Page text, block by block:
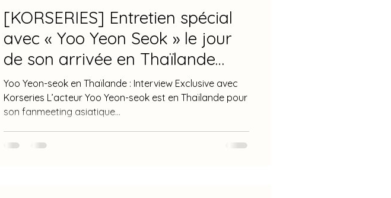
Ji Sung Seo In Guk Ji Chang Wook
Interview
[KORSERIES] Entretien spécial
avec « Yoo Yeon Seok » le jour
de son arrivée en Thaïlande
Organisez un fan meeting 'Le
Code Secret : Y' pour soulager
votre envie
Yoo Yeon-seok en Thaïlande : Interview Exclusive avec
Korseries L’acteur Yoo Yeon-seok est en Thaïlande pour
son fanmeeting asiatique...